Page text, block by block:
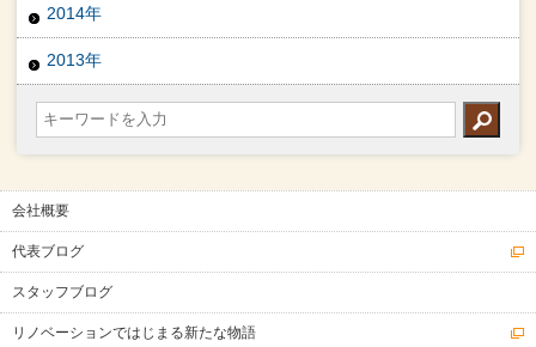
2014年
2013年
会社概要
代表ブログ
スタッフブログ
リノベーションではじまる新たな物語